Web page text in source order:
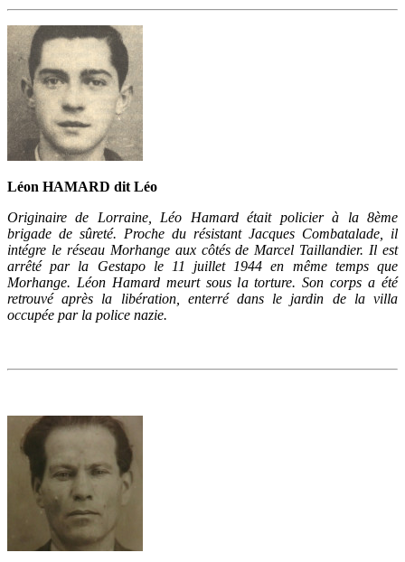
Léon HAMARD dit Léo
Originaire de Lorraine, Léo Hamard était policier à la 8ème
brigade de sûreté. Proche du résistant Jacques Combatalade, il
intégre le réseau Morhange aux côtés de Marcel Taillandier. Il est
arrêté par la Gestapo le 11 juillet 1944 en même temps que
Morhange. Léon Hamard meurt sous la torture. Son corps a été
retrouvé après la libération, enterré dans le jardin de la villa
occupée par la police nazie.